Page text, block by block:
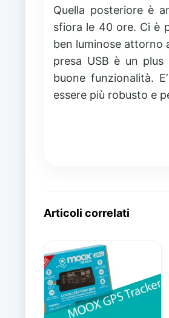
Quella posteriore è
sfiora le 40 ore. Ci è
ben luminose attorno
presa USB è un
buone funzionalità.
essere più robusto e
Articoli correlati